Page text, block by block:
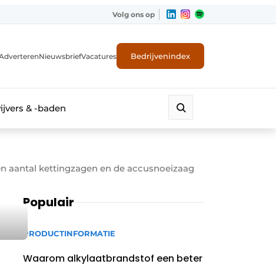
Volg ons op
NieuwsbriefVacatures Bedrijvenindex
& -baden
aantal kettingzagen en de accusnoeizaag
Populair
PRODUCTINFORMATIE
Waarom alkylaatbrandstof een beter